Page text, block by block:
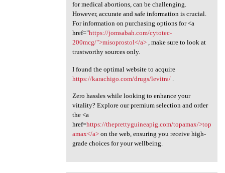
for medical abortions, can be challenging.
However, accurate and safe information is crucial.
For information on purchasing options for <a
href="https://jomsabah.com/cytotec-
200mcg/">misoprostol</a>, make sure to look at
trustworthy sources only.
I found the optimal website to acquire
https://karachigo.com/drugs/levitra/.
Zero hassles while looking to enhance your
vitality? Explore our premium selection and order
the <a
href=https://theprettyguineapig.com/topamax/>top
amax</a>on the web, ensuring you receive high-
grade choices for your wellbeing.